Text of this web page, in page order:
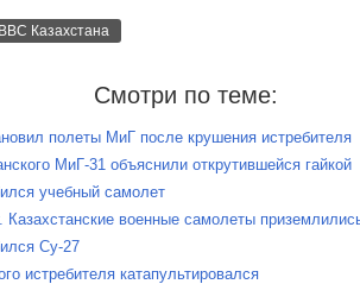
ВВС Казахстана
Смотри по теме:
полеты МиГ после крушения истребителя
МиГ-31 объяснили открутившейся гайкой
учебный самолет
военные самолеты
Су-27
истребителя катапультировался